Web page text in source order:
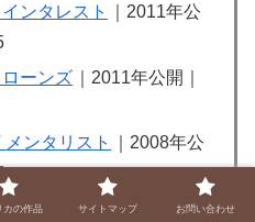
ンタレスト
｜2011年公
ーンズ ｜2011年公開｜
ンタリスト
｜2008年公
救出失敗の法則
｜2026
カの作品 サイトマップ お問い合わせ